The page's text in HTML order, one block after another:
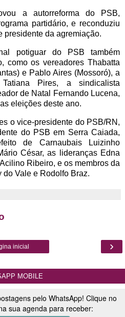
a autorreforma do PSB,
partidário, e reconduziu
presidente da agremiação.
potiguar do PSB também
como os vereadores Thabatta
e Pablo Aires (Mossoró), a
Pires, a sindicalista
de Natal Fernando Lucena,
eleições deste ano.
o vice-presidente do PSB/RN,
do PSB em Serra Caiada,
de Carnaubais Luizinho
César, as lideranças Edna
Ribeiro, e os membros da
Vale e Rodolfo Braz.
›
inicial
MOBILE
pelo WhatsApp! Clique no
sua agenda para receber: